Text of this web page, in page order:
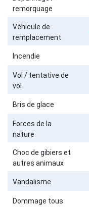
remorquage
Véhicule de
remplacement
Incendie
Vol / tentative de
vol
Bris de glace
Forces de la
nature
Choc de gibiers et
autres animaux
Vandalisme
Dommage tous